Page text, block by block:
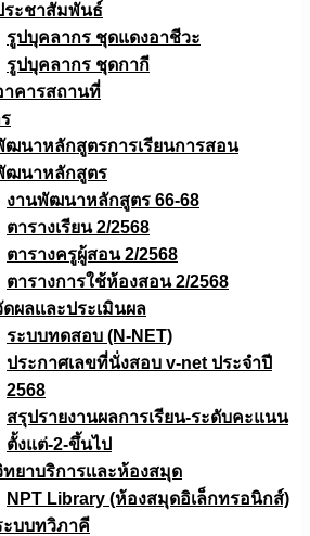
ระชาสัมพันธ์
รูปบุคลากร ชุดแดงอาชีวะ
รูปบุคลากร ชุดกากี
าคารสถานที่
ฒนาหลักสูตรการเรียนการสอน
ฒนาหลักสูตร
งานพัฒนาหลักสูตร 66-68
ตารางเรียน 2/2568
ตารางครูผู้สอน 2/2568
ตารางการใช้ห้องสอน 2/2568
ผลเเละประเมินผล
ระบบทดสอบ (N-NET)
ประกาศเลขที่นั่งสอบ v-net ประจำปี
2568
สรุปรายงานผลการเรียน-ระดับคะแนน
ตั้งแต่-2-ขึ้นไป
ทยาบริการเเละห้องสมุด
NPT Library (ห้องสมุดอิเล็กทรอนิกส์)
ะบบทวิภาคี